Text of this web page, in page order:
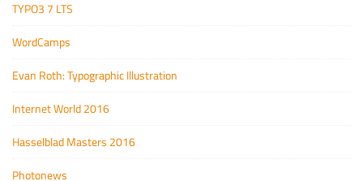
TYPO3 7 LTS
WordCamps
Evan Roth: Typographic Illustration
Internet World 2016
Hasselblad Masters 2016
Photonews